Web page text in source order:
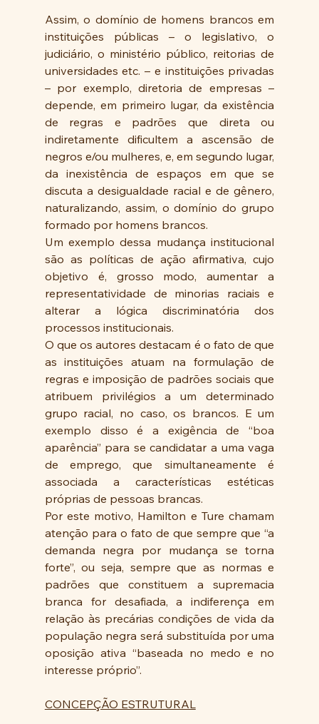
Assim, o domínio de homens brancos em
instituições públicas – o legislativo, o
judiciário, o ministério público, reitorias de
universidades etc. – e instituições privadas
– por exemplo, diretoria de empresas –
depende, em primeiro lugar, da existência
de regras e padrões que direta ou
indiretamente dificultem a ascensão de
negros e/ou mulheres, e, em segundo lugar,
da inexistência de espaços em que se
discuta a desigualdade racial e de gênero,
naturalizando, assim, o domínio do grupo
formado por homens brancos.
Um exemplo dessa mudança institucional
são as políticas de ação afirmativa, cujo
objetivo é, grosso modo, aumentar a
representatividade de minorias raciais e
alterar a lógica discriminatória dos
processos institucionais.
O que os autores destacam é o fato de que
as instituições atuam na formulação de
regras e imposição de padrões sociais que
atribuem privilégios a um determinado
grupo racial, no caso, os brancos. E um
exemplo disso é a exigência de “boa
aparência” para se candidatar a uma vaga
de emprego, que simultaneamente é
associada a características estéticas
próprias de pessoas brancas.
Por este motivo, Hamilton e Ture chamam
atenção para o fato de que sempre que “a
demanda negra por mudança se torna
forte”, ou seja, sempre que as normas e
padrões que constituem a supremacia
branca for desafiada, a indiferença em
relação às precárias condições de vida da
população negra será substituída por uma
oposição ativa “baseada no medo e no
interesse próprio”.
CONCEPÇÃO ESTRUTURAL